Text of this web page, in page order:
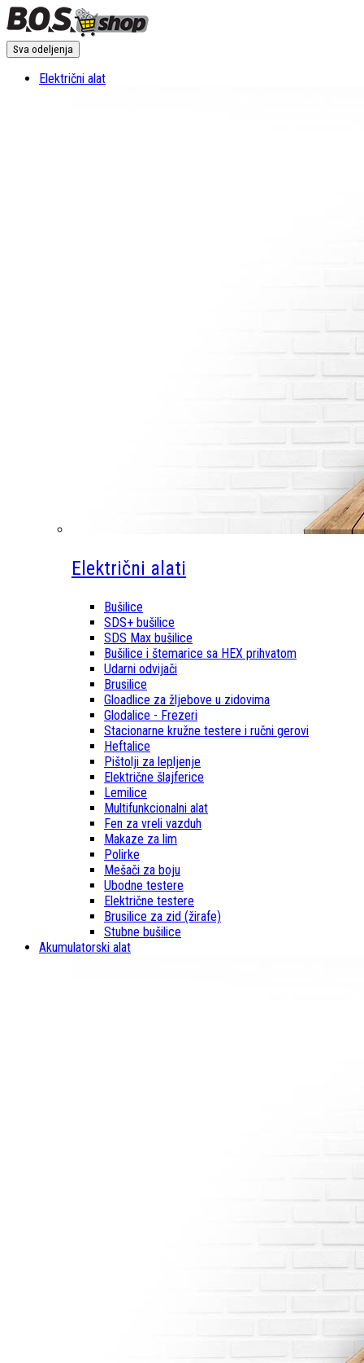
Sva odeljenja
Električni alat
Električni alati
Bušilice
SDS+ bušilice
SDS Max bušilice
Bušilice i štemarice sa HEX prihvatom
Udarni odvijači
Brusilice
Gloadlice za žljebove u zidovima
Glodalice - Frezeri
Stacionarne kružne testere i ručni gerovi
Heftalice
Pištolji za lepljenje
Električne šlajferice
Lemilice
Multifunkcionalni alat
Fen za vreli vazduh
Makaze za lim
Polirke
Mešači za boju
Ubodne testere
Električne testere
Brusilice za zid (žirafe)
Stubne bušilice
Akumulatorski alat